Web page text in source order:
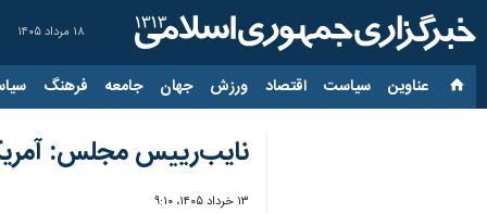
۱۸ مرداد ۱۴۰۵
عناوین‌ سیاست اقتصاد ورزش جهان جامعه فرهنگ
نایب‌رییس مجلس:
۱۳ خرداد ۱۴۰۵، ۹:۱۰